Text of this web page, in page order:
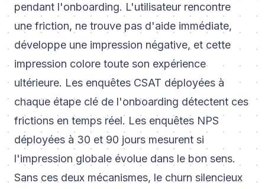
pendant l'onboarding. L'utilisateur rencontre
une friction, ne trouve pas d'aide immédiate,
développe une impression négative, et cette
impression colore toute son expérience
ultérieure. Les enquêtes CSAT déployées à
chaque étape clé de l'onboarding détectent ces
frictions en temps réel. Les enquêtes NPS
déployées à 30 et 90 jours mesurent si
l'impression globale évolue dans le bon sens.
Sans ces deux mécanismes, le churn silencieux